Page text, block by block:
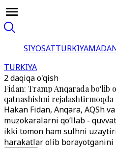
SIYOSATTURKIYA
TURKIYA
2 daqiqa o'qish
Fidan: Tramp Anqarada bo‘lib
qatnashishni rejalashtirmoqda
Hakan Fidan, Anqara, AQSh
muzokaralarni qo‘llab -
ikki tomon ham sulhni
harakatlar olib borayotganini